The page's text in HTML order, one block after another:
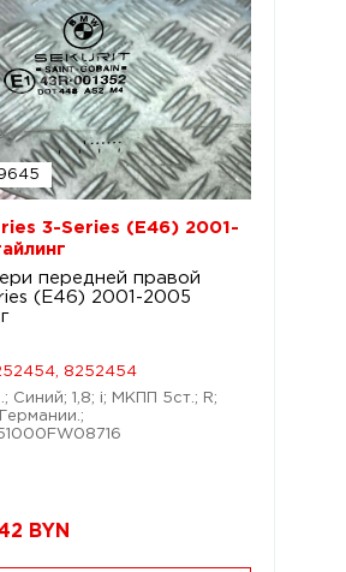
3-Series (E46) 2001-
передней правой
(E46) 2001-2005
8252454
Синий; 1,8; i; МКПП 5ст.; R;
BYN